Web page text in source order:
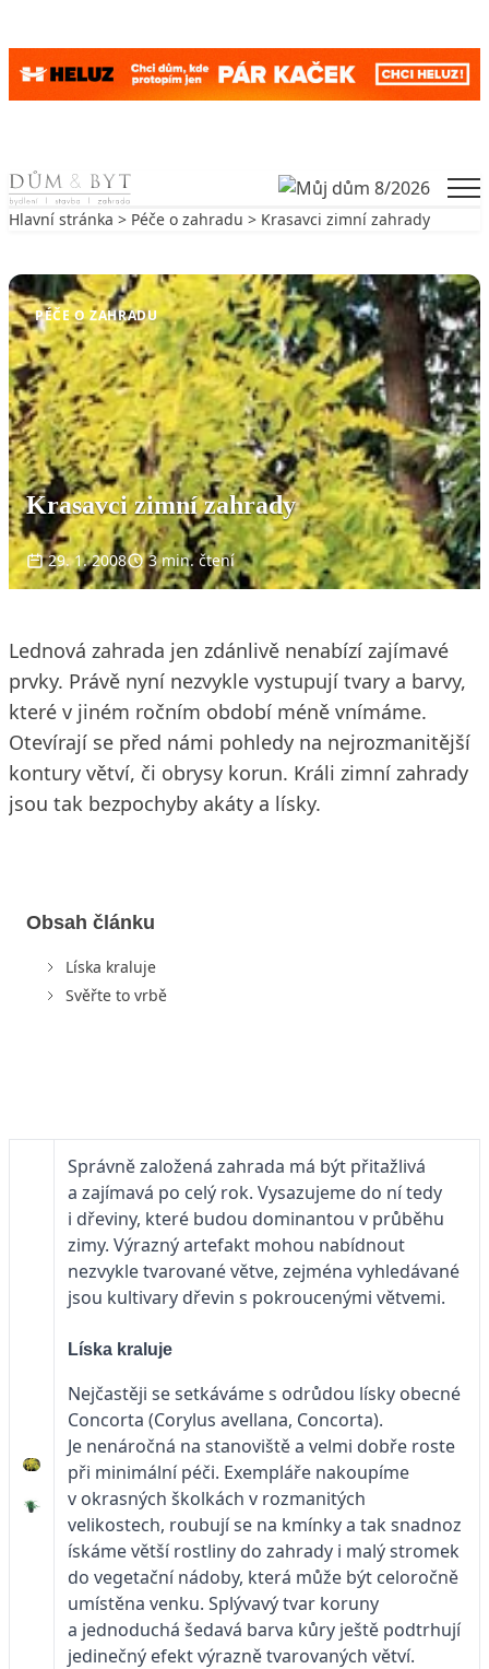
Skip to content
Hlavní stránka > Péče o zahradu > Krasavci zimní zahrady
PÉČE O ZAHRADU
Krasavci zimní zahrady
29. 1. 2008 3 min. čtení
Lednová zahrada jen zdánlivě nenabízí zajímavé
prvky. Právě nyní nezvykle vystupují tvary a barvy,
které v jiném ročním období méně vnímáme.
Otevírají se před námi pohledy na nejrozmanitější
kontury větví, či obrysy korun. Králi zimní zahrady
jsou tak bezpochyby akáty a lísky.
Obsah článku
Líska kraluje
Svěřte to vrbě
Správně založená zahrada má být přitažlivá
a zajímavá po celý rok. Vysazujeme do ní tedy
i dřeviny, které budou dominantou v průběhu
zimy. Výrazný artefakt mohou nabídnout
nezvykle tvarované větve, zejména vyhledávané
jsou kultivary dřevin s pokroucenými větvemi.
Líska kraluje
Nejčastěji se setkáváme s odrůdou lísky obecné
Concorta (Corylus avellana, Concorta).
Je nenáročná na stanoviště a velmi dobře roste
při minimální péči. Exempláře nakoupíme
v okrasných školkách v rozmanitých
velikostech, roubují se na kmínky a tak snadnoz
ískáme větší rostliny do zahrady i malý stromek
do vegetační nádoby, která může být celoročně
umístěna venku. Splývavý tvar koruny
a jednoduchá šedavá barva kůry ještě podtrhují
jedinečný efekt výrazně tvarovaných větví.